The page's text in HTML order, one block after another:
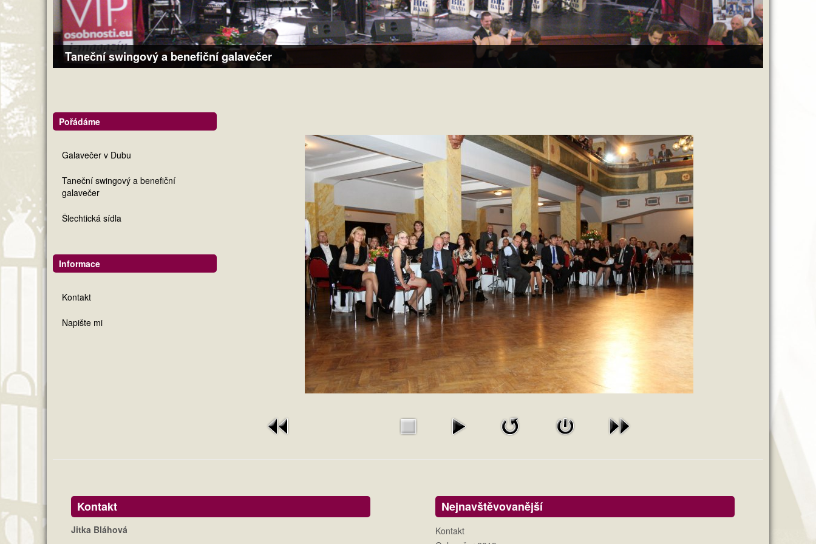
Taneční swingový a benefiční galavečer
Pořádáme
Galavečer v Dubu
Taneční swingový a benefiční
galavečer
Šlechtická sídla
Informace
Kontakt
Napište mi
Kontakt
Jitka Bláhová
Nejnavštěvovanější
Kontakt